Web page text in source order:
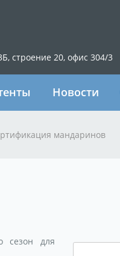
строение 20, офис 304/3
Новости
мандаринов
сезон для